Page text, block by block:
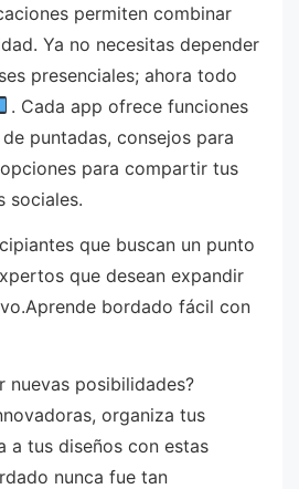
permiten combinar
Ya no necesitas depender
presenciales; ahora todo
. Cada app ofrece funciones
puntadas, consejos para
para compartir tus
sociales.
que buscan un punto
que desean expandir
bordado fácil con
nuevas posibilidades?
organiza tus
a tus diseños con estas
nunca fue tan